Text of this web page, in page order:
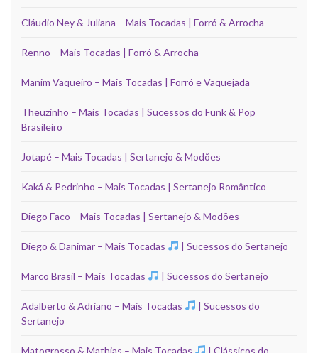
Cláudio Ney & Juliana – Mais Tocadas | Forró & Arrocha
Renno – Mais Tocadas | Forró & Arrocha
Manim Vaqueiro – Mais Tocadas | Forró e Vaquejada
Theuzinho – Mais Tocadas | Sucessos do Funk & Pop
Brasileiro
Jotapé – Mais Tocadas | Sertanejo & Modões
Kaká & Pedrinho – Mais Tocadas | Sertanejo Romântico
Diego Faco – Mais Tocadas | Sertanejo & Modões
Diego & Danimar – Mais Tocadas | Sucessos do Sertanejo
Marco Brasil – Mais Tocadas | Sucessos do Sertanejo
Adalberto & Adriano – Mais Tocadas
| Sucessos do
Sertanejo
Matogrosso & Mathias – Mais Tocadas
| Clássicos do